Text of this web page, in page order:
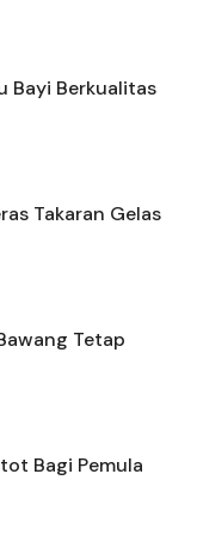
Bayi Berkualitas
Takaran Gelas
Tetap
Bagi Pemula